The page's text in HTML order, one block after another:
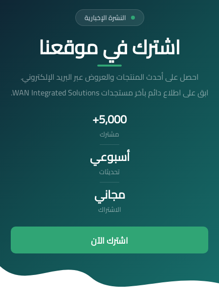
النشرة الإخبارية
اشترك في موقعنا
احصل على أحدث المنتجات والعروض عبر البريد الإلكتروني.
ابق على اطلاع دائم بآخر مستجدات WAN Integrated Solutions.
5,000+
مشترك
أسبوعي
تحديثات
مجاني
الاشتراك
اشترك الآن